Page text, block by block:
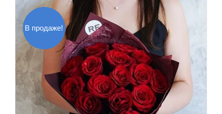
В продаже!